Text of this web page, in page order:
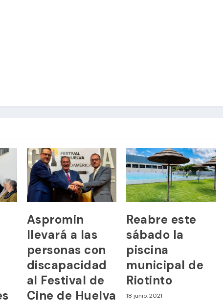
Aspromin
llevará a las
personas con
discapacidad
al Festival de
Cine de Huelva
Reabre este
sábado la
piscina
municipal de
Riotinto
18 junio, 2021